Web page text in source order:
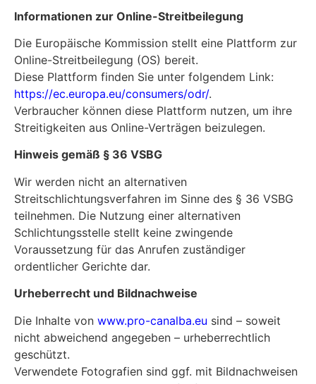
Informationen zur Online-Streitbeilegung
Die Europäische Kommission stellt eine Plattform zur
Online-Streitbeilegung (OS) bereit.
Diese Plattform finden Sie unter folgendem Link:
https://ec.europa.eu/consumers/odr/.
Verbraucher können diese Plattform nutzen, um ihre
Streitigkeiten aus Online-Verträgen beizulegen.
Hinweis gemäß § 36 VSBG
Wir werden nicht an alternativen
Streitschlichtungsverfahren im Sinne des § 36 VSBG
teilnehmen. Die Nutzung einer alternativen
Schlichtungsstelle stellt keine zwingende
Voraussetzung für das Anrufen zuständiger
ordentlicher Gerichte dar.
Urheberrecht und Bildnachweise
Die Inhalte von www.pro-canalba.eu sind – soweit
nicht abweichend angegeben – urheberrechtlich
geschützt.
Verwendete Fotografien sind ggf. mit Bildnachweisen